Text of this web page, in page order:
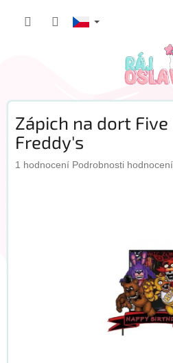
Zápich na dort
Freddy's
Průměrné
1 hodnocení Podrobnosti hodnocení